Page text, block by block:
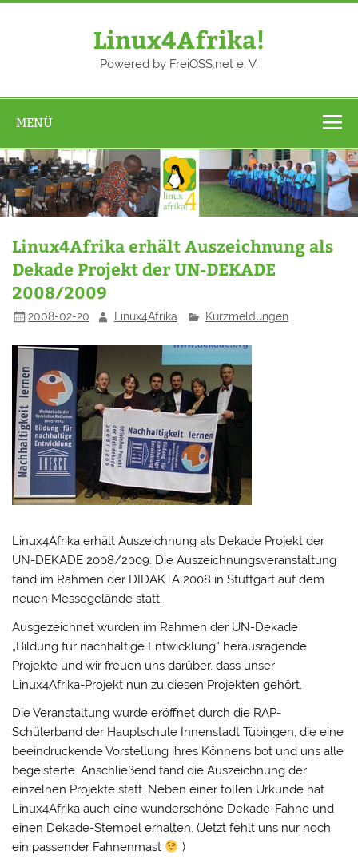
Zum
Linux4Afrika!
Powered by FreiOSS.net e. V.
MENÜ
Linux4Afrika erhält Auszeichnung als
Dekade Projekt der UN-DEKADE
2008/2009
2008-02-20 Linux4Afrika Kurzmeldungen
Linux4Afrika erhält Auszeichnung als Dekade Projekt der
UN-DEKADE 2008/2009. Die Auszeichnungsveranstaltung
fand im Rahmen der DIDAKTA 2008 in Stuttgart auf dem
neuen Messegelände statt.
Ausgezeichnet wurden im Rahmen der UN-Dekade
„Bildung für nachhaltige Entwicklung“ herausragende
Projekte und wir freuen uns darüber, dass unser
Linux4Afrika-Projekt nun zu diesen Projekten gehört.
Die Veranstaltung wurde eröffnet durch die RAP-
Schülerband der Hauptschule Innenstadt Tübingen, die eine
beeindruckende Vorstellung ihres Könnens bot und uns alle
begeisterte. Anschließend fand die Auszeichnung der
einzelnen Projekte statt. Neben einer tollen Urkunde hat
Linux4Afrika auch eine wunderschöne Dekade-Fahne und
einen Dekade-Stempel erhalten. (Jetzt fehlt uns nur noch
ein passender Fahnenmast
)